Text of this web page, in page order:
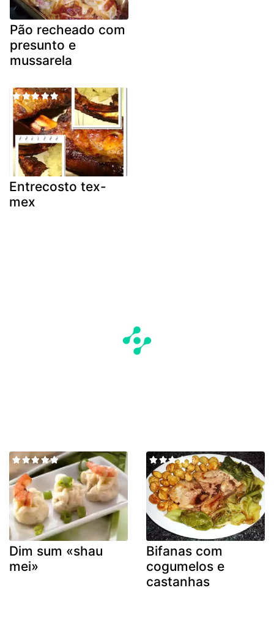
Pão recheado com
presunto e
mussarela
Entrecosto tex-
mex
Dim sum «shau
mei»
Bifanas com
cogumelos e
castanhas